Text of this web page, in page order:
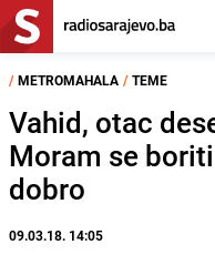
/ METROMAHALA / TEME
Vahid, otac
Moram se
dobro
09.03.18. 14:05